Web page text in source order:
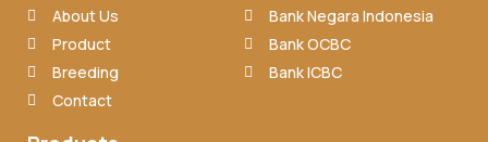
About Us
Product
Breeding
Contact
Bank Negara Indonesia
Bank OCBC
Bank ICBC